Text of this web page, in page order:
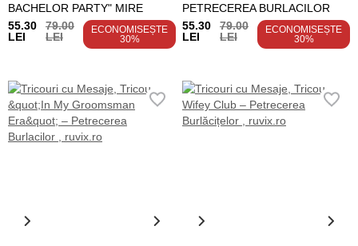
BACHELOR PARTY" MIRE
55.30
LEI
79.00
LEI
ECONOMISEȘTE
30%
PETRECEREA BURLACILOR
55.30
LEI
79.00
LEI
ECONOMISEȘTE
30%